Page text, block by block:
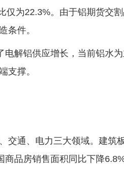
仅为22.3%。由于铝期货交
条件。
电解铝供应增长，当前铝水
支撑。
交通、电力三大领域。建筑
品房销售面积同比下降